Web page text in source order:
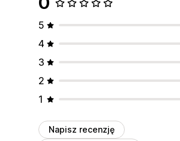
5
4
3
2
1
Napisz recenzję